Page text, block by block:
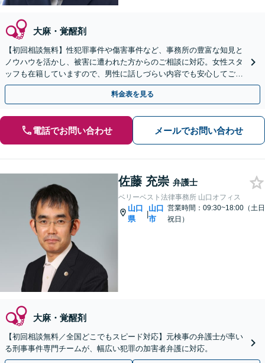
大麻・覚醒剤
【初回相談無料】性犯罪事件や傷害事件など、事務所の豊富な知見と
ノウハウを活かし、被害に遭われた方からのご相談に対応。女性スタ
ッフも在籍していますので、男性に話しづらい内容でも安心してご相
談ください【完全個室で対応】【休日・夜間相談可】
料金表を見る
電話でお問い合わせ メールでお問い合わせ
佐藤 充崇 弁護士
ベリーベスト法律事務所 山口オフィス
山口
県
|
山口
市
営業時間：09:30~18:00（土日
祝日）
大麻・覚醒剤
【初回相談無料／全国どこでもスピード対応】元検事の弁護士が率い
る刑事事件専門チームが、幅広い犯罪の加害者弁護に対応。